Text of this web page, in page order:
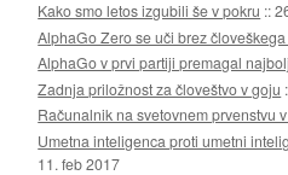
Kako smo letos izgubili še v pokru ::
AlphaGo Zero se uči brez
AlphaGo v prvi partiji premagal
Zadnja priložnost za človeštvo v goju
Računalnik na svetovnem prvenstvu
Umetna inteligenca proti umetni
11. feb 2017